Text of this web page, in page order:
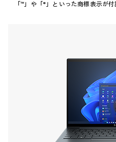
「™」や「®」といった商標表示が付